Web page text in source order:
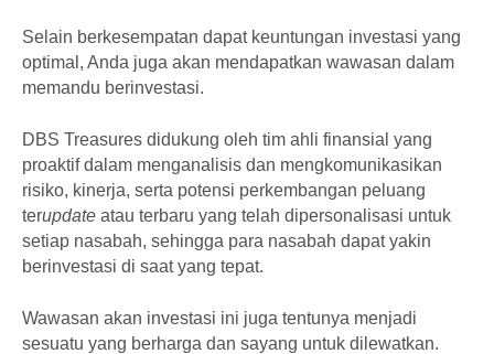
Selain berkesempatan dapat keuntungan investasi yang
optimal, Anda juga akan mendapatkan wawasan dalam
memandu berinvestasi.
DBS Treasures didukung oleh tim ahli finansial yang
proaktif dalam menganalisis dan mengkomunikasikan
risiko, kinerja, serta potensi perkembangan peluang
terupdate atau terbaru yang telah dipersonalisasi untuk
setiap nasabah, sehingga para nasabah dapat yakin
berinvestasi di saat yang tepat.
Wawasan akan investasi ini juga tentunya menjadi
sesuatu yang berharga dan sayang untuk dilewatkan.